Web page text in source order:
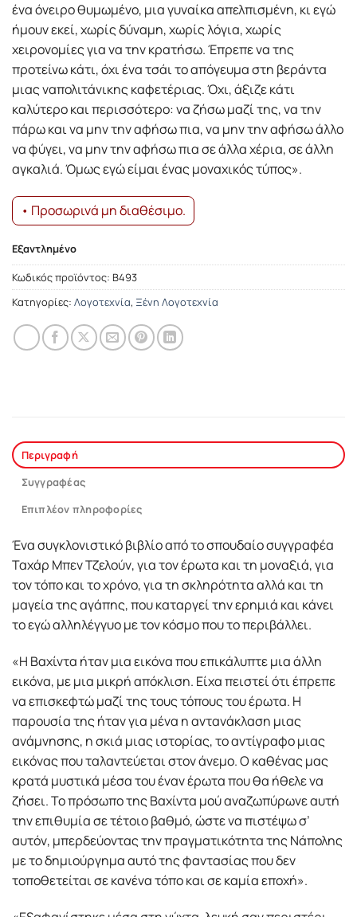
ένα όνειρο θυμωμένο, μια γυναίκα απελπισμένη, κι εγώ
ήμουν εκεί, χωρίς δύναμη, χωρίς λόγια, χωρίς
χειρονομίες για να την κρατήσω. Έπρεπε να της
προτείνω κάτι, όχι ένα τσάι το απόγευμα στη βεράντα
μιας ναπολιτάνικης καφετέριας. Όχι, άξιζε κάτι
καλύτερο και περισσότερο: να ζήσω μαζί της, να την
πάρω και να μην την αφήσω πια, να μην την αφήσω άλλο
να φύγει, να μην την αφήσω πια σε άλλα χέρια, σε άλλη
αγκαλιά. Όμως εγώ είμαι ένας μοναχικός τύπος».
• Προσωρινά μη διαθέσιμο.
Εξαντλημένο
Κωδικός προϊόντος: Β493
Κατηγορίες: Λογοτεχνία, Ξένη Λογοτεχνία
Περιγραφή
Συγγραφέας
Επιπλέον πληροφορίες
Ένα συγκλονιστικό βιβλίο από το σπουδαίο συγγραφέα
Ταχάρ Μπεν Τζελούν, για τον έρωτα και τη μοναξιά, για
τον τόπο και το χρόνο, για τη σκληρότητα αλλά και τη
μαγεία της αγάπης, που καταργεί την ερημιά και κάνει
το εγώ αλληλέγγυο με τον κόσμο που το περιβάλλει.
«Η Βαχίντα ήταν μια εικόνα που επικάλυπτε μια άλλη
εικόνα, με μια μικρή απόκλιση. Είχα πειστεί ότι έπρεπε
να επισκεφτώ μαζί της τους τόπους του έρωτα. Η
παρουσία της ήταν για μένα η αντανάκλαση μιας
ανάμνησης, η σκιά μιας ιστορίας, το αντίγραφο μιας
εικόνας που ταλαντεύεται στον άνεμο. Ο καθένας μας
κρατά μυστικά μέσα του έναν έρωτα που θα ήθελε να
ζήσει. Το πρόσωπο της Βαχίντα μού αναζωπύρωνε αυτή
την επιθυμία σε τέτοιο βαθμό, ώστε να πιστέψω σ’
αυτόν, μπερδεύοντας την πραγματικότητα της Νάπολης
με το δημιούργημα αυτό της φαντασίας που δεν
τοποθετείται σε κανένα τόπο και σε καμία εποχή».